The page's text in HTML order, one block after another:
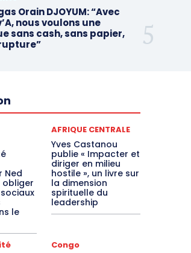
Orain DJOYUM: “Avec
nous voulons une
sans cash, sans papier,
Ned
obliger
le
AFRIQUE CENTRALE
Yves Castanou
publie « Impacter et
diriger en milieu
hostile », un livre sur
la dimension
spirituelle du
leadership
Congo